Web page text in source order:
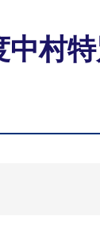
中村